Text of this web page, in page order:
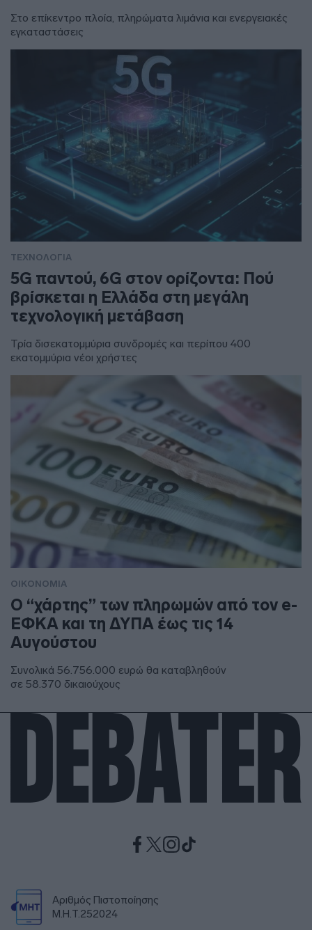
Στο επίκεντρο πλοία, πληρώματα λιμάνια και ενεργειακές
εγκαταστάσεις
ΤΕΧΝΟΛΟΓΙΑ
5G παντού, 6G στον ορίζοντα: Πού
βρίσκεται η Ελλάδα στη μεγάλη
τεχνολογική μετάβαση
Τρία δισεκατομμύρια συνδρομές και περίπου 400
εκατομμύρια νέοι χρήστες
ΟΙΚΟΝΟΜΙΑ
Ο “χάρτης” των πληρωμών από τον e-
ΕΦΚΑ και τη ΔΥΠΑ έως τις 14
Αυγούστου
Συνολικά 56.756.000 ευρώ θα καταβληθούν
σε 58.370 δικαιούχους
Αριθμός Πιστοποίησης
Μ.Η.Τ.252024